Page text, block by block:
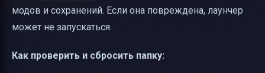
модов и сохранений. Если она повреждена, лаунчер
может не запускаться.
Как проверить и сбросить папку: